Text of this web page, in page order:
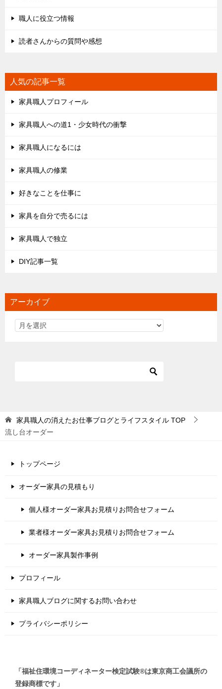
職人に役立つ情報
読者さんからの質問や感想
人気の記事一覧
家具職人プロフィール
家具職人への道1・少女時代の衝撃
家具職人になるには
家具職人の修業
好きなことを仕事に
家具を自分で売るには
家具職人で独立
DIY記事一覧
アーカイブ
家具職人の消えたお仕事ブログとライフスタイル TOP
流し台オーダー
トップページ
オーダー家具の見積もり
個人様オーダー家具お見積りお問合せフォーム
業者様オーダー家具お見積りお問合せフォーム
オーダー家具製作事例
プロフィール
家具職人ブログに関するお問い合わせ
プライバシーポリシー
「福祉住環境コーディネーター検定試験®は東京商工会議所の
登録商標です」